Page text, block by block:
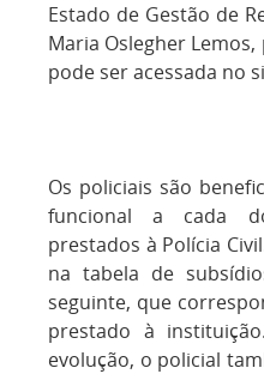
Estado de Gestão de
Maria Oslegher
pode ser acessada no
Os policiais são
funcional a cada
prestados à Polícia
na tabela de
seguinte, que
prestado à
evolução, o policial